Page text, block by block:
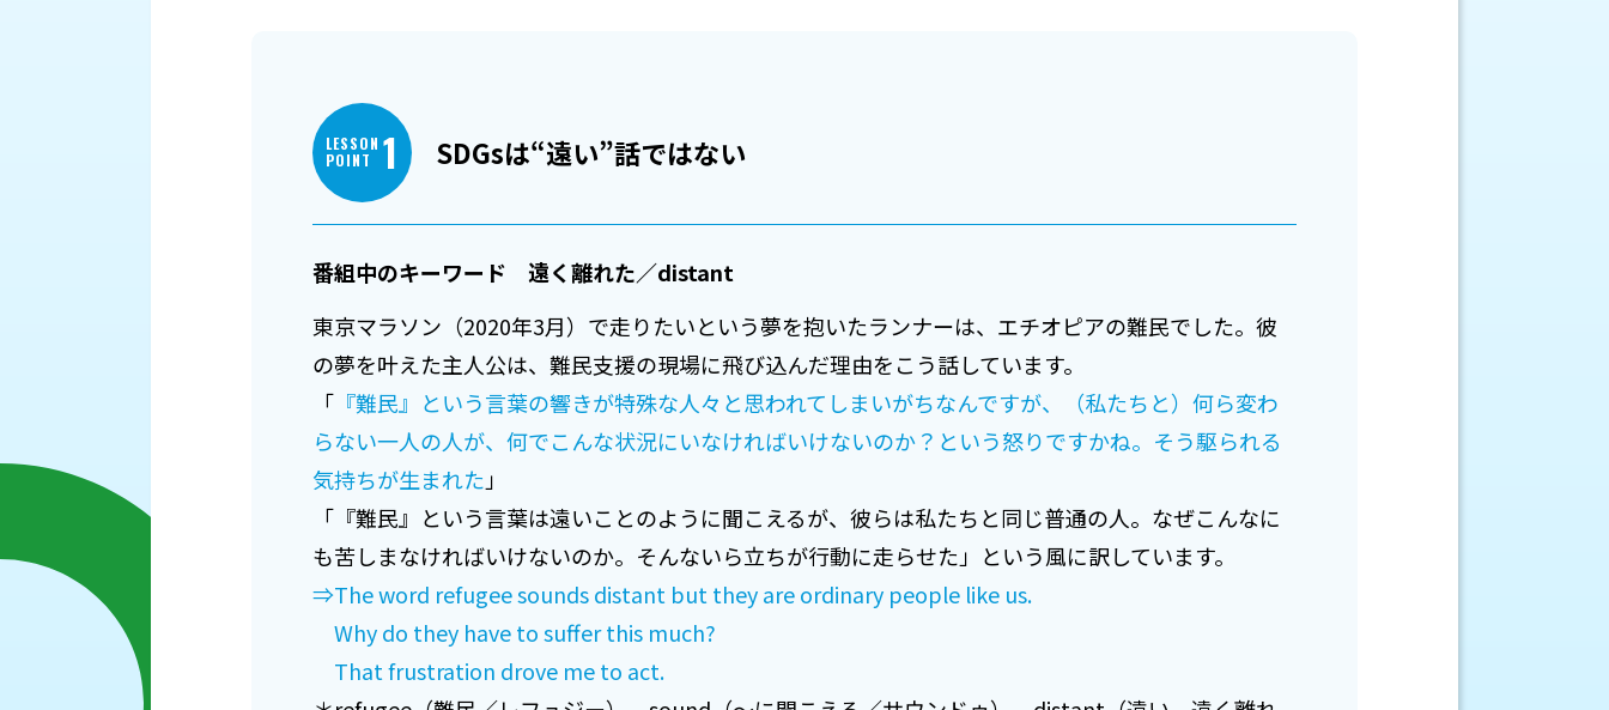
LESSON
POINT
1 SDGsは“遠い”話ではない
番組中のキーワード 遠く離れた／distant
東京マラソン（2020年3月）で走りたいという夢を抱いたランナーは、エチオピアの難民でした。彼
の夢を叶えた主人公は、難民支援の現場に飛び込んだ理由をこう話しています。
「『難民』という言葉の響きが特殊な人々と思われてしまいがちなんですが、（私たちと）何ら変わ
らない一人の人が、何でこんな状況にいなければいけないのか？という怒りですかね。そう駆られる
気持ちが生まれた 」
「『難民』という言葉は遠いことのように聞こえるが、彼らは私たちと同じ普通の人。なぜこんなに
も苦しまなければいけないのか。そんないら立ちが行動に走らせた」という風に訳しています。
⇒The word refugee sounds distant but they are ordinary people like us.
Why do they have to suffer this much?
That frustration drove me to act.